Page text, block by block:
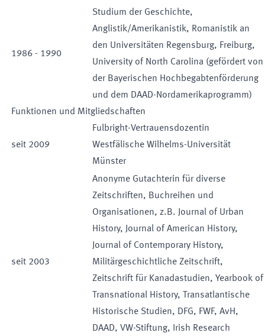
1986 - 1990
Studium der Geschichte,
Anglistik/Amerikanistik, Romanistik an
den Universitäten Regensburg, Freiburg,
University of North Carolina (gefördert von
der Bayerischen Hochbegabtenförderung
und dem DAAD-Nordamerikaprogramm)
Funktionen und Mitgliedschaften
seit 2009
Fulbright-Vertrauensdozentin
Westfälische Wilhelms-Universität
Münster
seit 2003
Anonyme Gutachterin für diverse
Zeitschriften, Buchreihen und
Organisationen, z.B. Journal of Urban
History, Journal of American History,
Journal of Contemporary History,
Militärgeschichtliche Zeitschrift,
Zeitschrift für Kanadastudien, Yearbook of
Transnational History, Transatlantische
Historische Studien, DFG, FWF, AvH,
DAAD, VW-Stiftung, Irish Research